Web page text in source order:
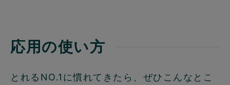
応用の使い方
とれるNO.1に慣れてきたら、ぜひこんなとこ